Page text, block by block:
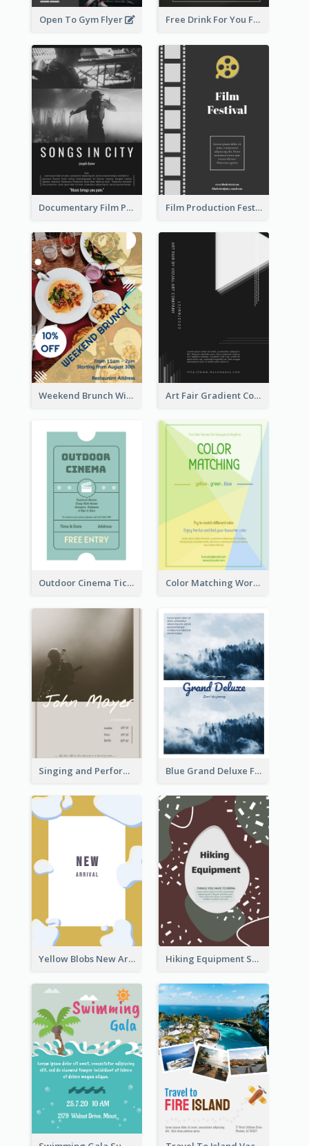
Open To Gym Flyer Free Drink For You Flyer
Documentary Film Playing Flyer Film Production Festival Flyer
Weekend Brunch With Discount Flyer Art Fair Gradient Color Flyer
Outdoor Cinema Ticket Flyer Color Matching Workshop Flyer
Singing and Performing Concert Flyer Blue Grand Deluxe Flyer
Yellow Blobs New Arrival Flyer Hiking Equipment Selling Brown Blobs Flyer